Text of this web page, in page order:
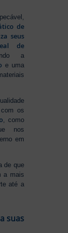
de
seus
de
a
e uma
os
, como
nos
em
de que
a mais
até a
suas